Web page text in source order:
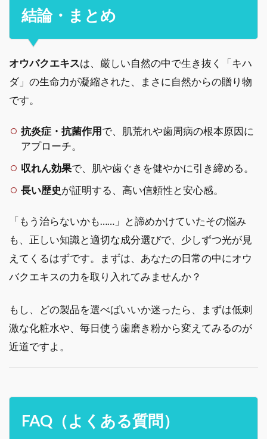
結論・まとめ
オウバクエキスは、厳しい自然の中で生き抜く「キハ
ダ」の生命力が凝縮された、まさに自然からの贈り物
です。
抗炎症・抗菌作用で、肌荒れや歯周病の根本原因に
アプローチ。
収れん効果で、肌や歯ぐきを健やかに引き締める。
長い歴史が証明する、高い信頼性と安心感。
「もう治らないかも……」と諦めかけていたその悩み
も、正しい知識と適切な成分選びで、少しずつ光が見
えてくるはずです。まずは、あなたの日常の中にオウ
バクエキスの力を取り入れてみませんか？
もし、どの製品を選べばいいか迷ったら、まずは低刺
激な化粧水や、毎日使う歯磨き粉から変えてみるのが
近道ですよ。
FAQ（よくある質問）